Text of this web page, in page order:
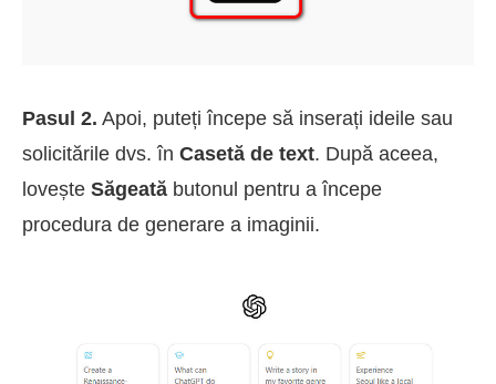
Pasul 2. Apoi, puteți începe să inserați ideile sau
solicitările dvs. în Casetă de text. După aceea,
lovește Săgeată butonul pentru a începe
procedura de generare a imaginii.